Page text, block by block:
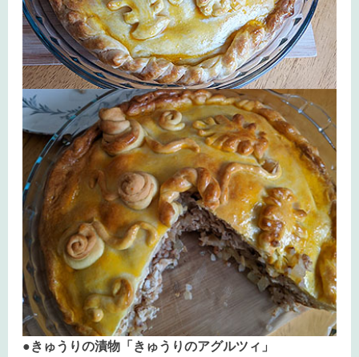
●きゅうりの漬物「きゅうりのアグルツィ」